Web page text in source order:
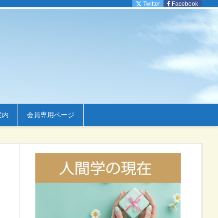
内 会員専用ページ
Twitter Facebook